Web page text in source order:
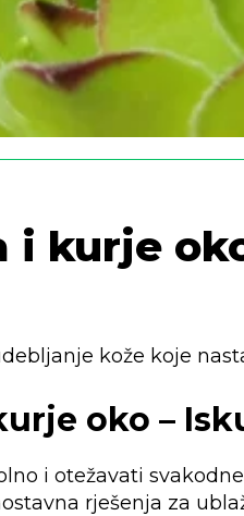
i kurje
kože koje
oko –
i otežavati
rješenja za